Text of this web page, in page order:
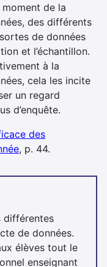
de la
des différents
de données
et l’échantillon.
à la
cela les incite
un regard
d’enquête.
des
, p. 44.
différentes
de données.
élèves tout le
enseignant